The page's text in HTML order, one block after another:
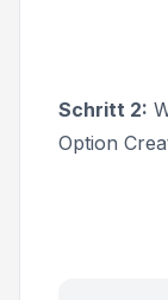
Schritt 2:
Option